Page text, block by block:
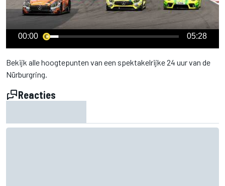
00:00 05:28
Bekijk alle hoogtepunten van een spektakelrijke 24 uur van de
Nürburgring.
Reacties